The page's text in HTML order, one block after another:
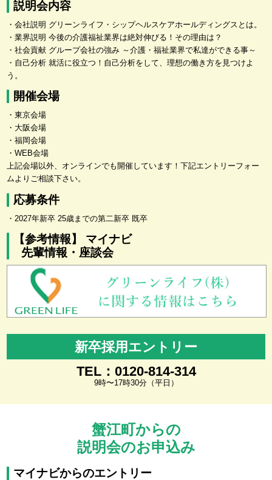
説明会内容
・会社説明 グリーンライフ・シップヘルスケアホールディングスとは。
・業界説明 今後の介護福祉業界は絶対伸びる！その理由は？
・社会貢献 グループ会社の強み ～介護・福祉業界で私達ができる事～
・自己分析 就活に役立つ！自己分析をして、理想の働き方を見つけよ
う。
開催会場
・東京会場
・大阪会場
・福岡会場
・WEB会場
上記会場以外、オンラインでも開催しています！下記エントリーフォー
ムよりご相談下さい。
応募条件
・2027年新卒 25歳までの第二新卒 既卒
【参考情報】 マイナビ
先輩情報・座談会
新卒採用エントリー
TEL：0120-814-314
9時〜17時30分（平日）
蟹江町からの
説明会のお申込み
マイナビからのエントリー